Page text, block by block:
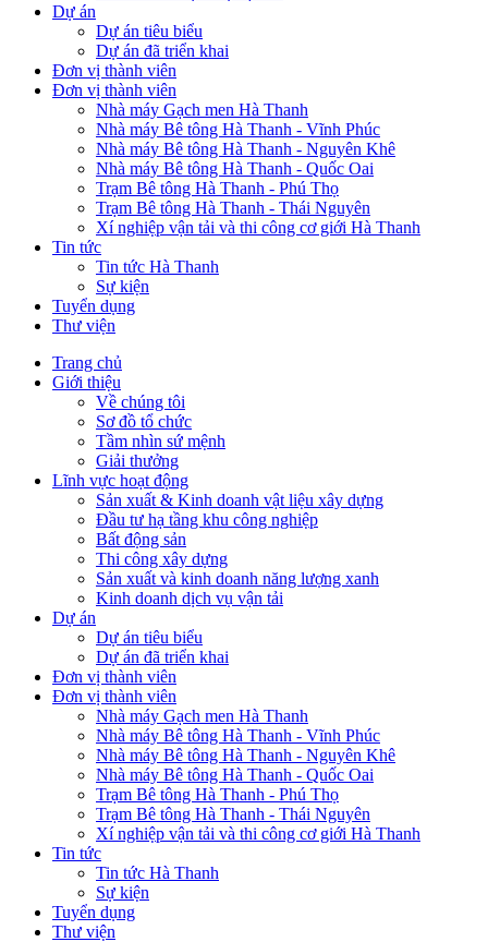
Dự án
Dự án tiêu biểu
Dự án đã triển khai
Đơn vị thành viên
Đơn vị thành viên
Nhà máy Gạch men Hà Thanh
Nhà máy Bê tông Hà Thanh - Vĩnh Phúc
Nhà máy Bê tông Hà Thanh - Nguyên Khê
Nhà máy Bê tông Hà Thanh - Quốc Oai
Trạm Bê tông Hà Thanh - Phú Thọ
Trạm Bê tông Hà Thanh - Thái Nguyên
Xí nghiệp vận tải và thi công cơ giới Hà Thanh
Tin tức
Tin tức Hà Thanh
Sự kiện
Tuyển dụng
Thư viện
Main
Trang chủ
Giới thiệu
Về chúng tôi
Sơ đồ tổ chức
Tầm nhìn sứ mệnh
Giải thưởng
Lĩnh vực hoạt động
Sản xuất & Kinh doanh vật liệu xây dựng
Đầu tư hạ tầng khu công nghiệp
Bất động sản
Thi công xây dựng
Sản xuất và kinh doanh năng lượng xanh
Kinh doanh dịch vụ vận tải
Dự án
Dự án tiêu biểu
Dự án đã triển khai
Đơn vị thành viên
Đơn vị thành viên
Nhà máy Gạch men Hà Thanh
Nhà máy Bê tông Hà Thanh - Vĩnh Phúc
Nhà máy Bê tông Hà Thanh - Nguyên Khê
Nhà máy Bê tông Hà Thanh - Quốc Oai
Trạm Bê tông Hà Thanh - Phú Thọ
Trạm Bê tông Hà Thanh - Thái Nguyên
Xí nghiệp vận tải và thi công cơ giới Hà Thanh
Tin tức
Tin tức Hà Thanh
Sự kiện
Tuyển dụng
Thư viện